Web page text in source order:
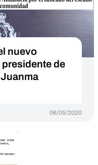
nuevo
de
06/05/2020